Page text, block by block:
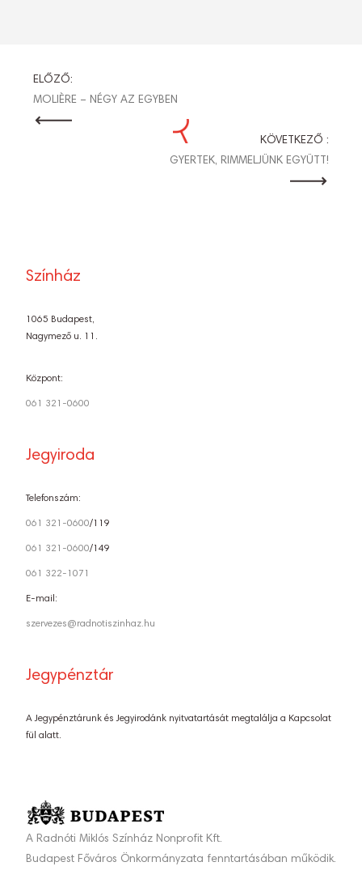
BEJEGYZÉS
NAVIGÁCIÓ
ELŐZŐ:
MOLIÈRE – NÉGY AZ EGYBEN
KÖVETKEZŐ :
GYERTEK, RIMMELJÜNK EGYÜTT!
Színház
1065 Budapest,
Nagymező u. 11.
Központ:
061 321-0600
Jegyiroda
Telefonszám:
061 321-0600/119
061 321-0600/149
061 322-1071
E-mail:
szervezes@radnotiszinhaz.hu
Jegypénztár
A Jegypénztárunk és Jegyirodánk nyitvatartását megtalálja a Kapcsolat
fül alatt.
A Radnóti Miklós Színház Nonprofit Kft.
Budapest Főváros Önkormányzata fenntartásában működik.